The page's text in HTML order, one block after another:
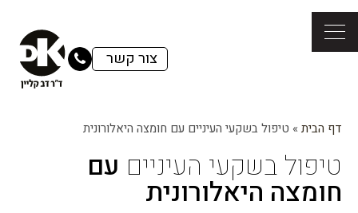
צור קשר
דף הבית » טיפול בשקעי העיניים עם חומצה היאלורונית
טיפול בשקעי העיניים עם
חומצה היאלורונית